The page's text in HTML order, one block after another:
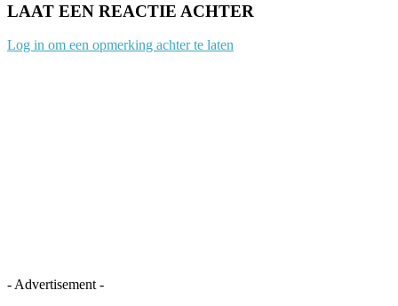
LAAT EEN REACTIE ACHTER
Log in om een opmerking achter te laten
- Advertisement -